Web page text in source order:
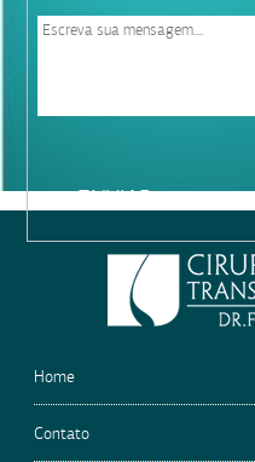
leave
Home
Contato